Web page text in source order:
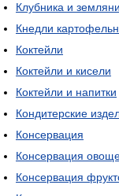
Клубника и
Кнедли
Коктейли
Коктейли и кисели
Коктейли и напитки
Кондитерские
Консервация
Консервация
Консервация